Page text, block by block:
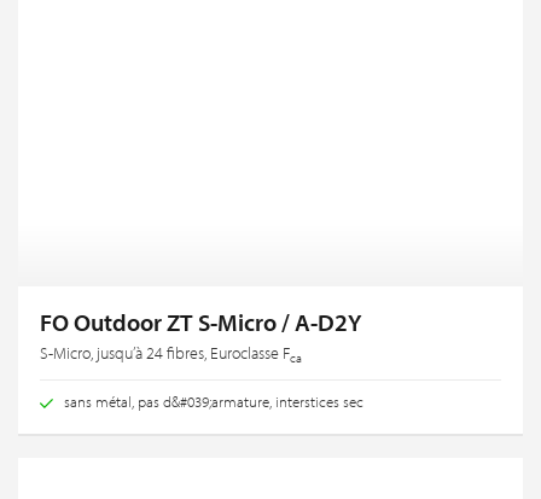
FO Outdoor ZT S-Micro / A-D2Y
S-Micro, jusqu’à 24 fibres, Euroclasse Fca
sans métal, pas d&#039;armature, interstices sec